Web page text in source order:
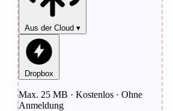
Aus der Cloud ▾
Dropbox
Max. 25 MB · Kostenlos · Ohne
Anmeldung